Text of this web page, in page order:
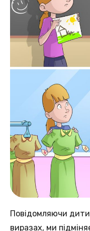
Повідомляючи
виразах, ми